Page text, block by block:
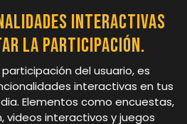
interactivas
la participación.
del usuario, es
interactivas en tus
Elementos como encuestas,
videos interactivos y juegos